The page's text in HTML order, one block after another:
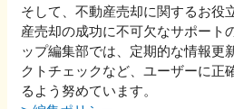
そして、不動産売却に関するお役
産売却の成功に不可欠なサポート
ップ編集部では、定期的な情報更
クトチェックなど、ユーザーに正
るよう努めています。